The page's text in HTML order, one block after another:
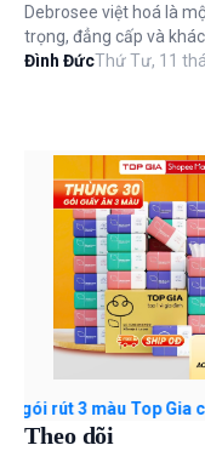
Debrosee việt hoá là
trọng, đẳng cấp và
Debrosee có chữ cái ...
Đình ĐứcThứ Tư, 11
3 màu Top Gia cao
Theo dõi